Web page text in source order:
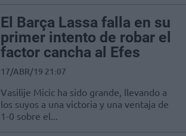
El Barça Lassa falla en su
primer intento de robar el
factor cancha al Efes
17/ABR/19 21:07
Vasilije Micic ha sido grande, llevando a
los suyos a una victoria y una ventaja de
1-0 sobre el...